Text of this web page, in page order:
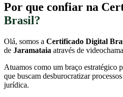
Por que confiar na
Brasil?
Olá, somos a Certificado Digital
de Jaramataia através de
Atuamos como um braço estratégico
que buscam desburocratizar
jurídica.